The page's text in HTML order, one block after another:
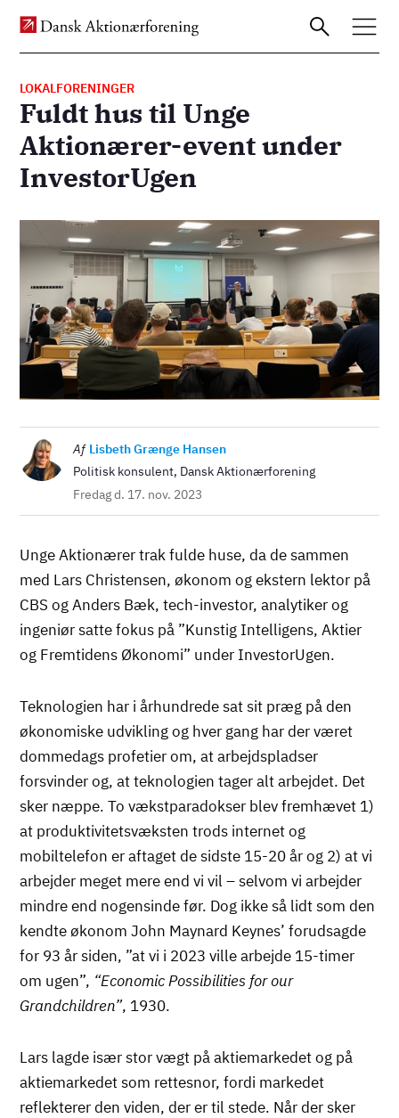
Gå
til
hovedindhold
LOKALFORENINGER
Fuldt hus til Unge
Aktionærer-event under
InvestorUgen
Billede
Billede Af Lisbeth Grænge Hansen
Politisk konsulent, Dansk Aktionærforening
Fredag d. 17. nov. 2023
Unge Aktionærer trak fulde huse, da de sammen
med Lars Christensen, økonom og ekstern lektor på
CBS og Anders Bæk, tech-investor, analytiker og
ingeniør satte fokus på ”Kunstig Intelligens, Aktier
og Fremtidens Økonomi” under InvestorUgen.
Teknologien har i århundrede sat sit præg på den
økonomiske udvikling og hver gang har der været
dommedags profetier om, at arbejdspladser
forsvinder og, at teknologien tager alt arbejdet. Det
sker næppe. To vækstparadokser blev fremhævet 1)
at produktivitetsvækstentrods internet og
mobiltelefon er aftaget de sidste 15-20 år og 2) at vi
arbejder meget mere end vi vil – selvom vi arbejder
mindre end nogensinde før. Dog ikke så lidt som den
kendte økonom John Maynard Keynes’ forudsagde
for 93 år siden, ”at vi i 2023 ville arbejde 15-timer
om ugen”, “Economic Possibilities for our
Grandchildren”, 1930.
Lars lagde især stor vægt på aktiemarkedet og på
aktiemarkedet som rettesnor, fordi markedet
reflekterer den viden, der er til stede. Når der sker